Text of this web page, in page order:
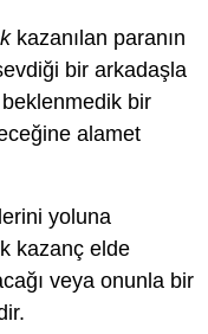
kazanılan paranın
bir arkadaşla
beklenmedik bir
alamet
yoluna
kazanç elde
veya onunla bir